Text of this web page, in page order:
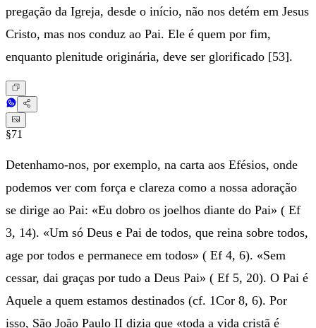
pregação da Igreja, desde o início, não nos detém em Jesus
Cristo, mas nos conduz ao Pai. Ele é quem por fim,
enquanto plenitude originária, deve ser glorificado [53].
§71
Detenhamo-nos, por exemplo, na carta aos Efésios, onde
podemos ver com força e clareza como a nossa adoração
se dirige ao Pai: «Eu dobro os joelhos diante do Pai» ( Ef
3, 14). «Um só Deus e Pai de todos, que reina sobre todos,
age por todos e permanece em todos» ( Ef 4, 6). «Sem
cessar, dai graças por tudo a Deus Pai» ( Ef 5, 20). O Pai é
Aquele a quem estamos destinados (cf. 1Cor 8, 6). Por
isso, São João Paulo II dizia que «toda a vida cristã é